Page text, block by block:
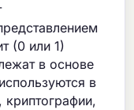
(0 или 1)
в основе
в